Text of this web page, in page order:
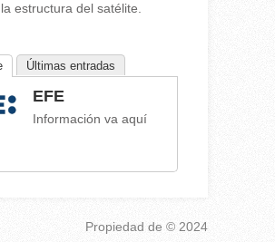
estructura del satélite.
Últimas entradas
EFE
Información va aquí
Propiedad de © 2024